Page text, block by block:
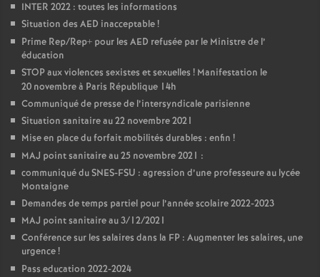
é
O
r
l
é
a
n
INTER 2022 : toutes les informations
Situation des AED inacceptable!
Prime Rep/Rep+ pour les AED refusée par le Ministre de l’
éducation
STOP aux violences sexistes et sexuelles ! Manifestation le
20 novembre à Paris République 14h
Communiqué de presse de l’intersyndicale parisienne
Situation sanitaire au 22 novembre 2021
Mise en place du forfait mobilités durables : enfin !
MAJ point sanitaire au 25 novembre 2021 :
communiqué du SNES-FSU : agression d’une professeure au lycée
Montaigne
Demandes de temps partiel pour l’année scolaire 2022-2023
MAJ point sanitaire au 3/12/2021
Conférence sur les salaires dans la FP : Augmenter les salaires, une
urgence!
Pass education 2022-2024